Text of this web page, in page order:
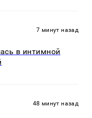
7 минут назад
в интимной
48 минут назад